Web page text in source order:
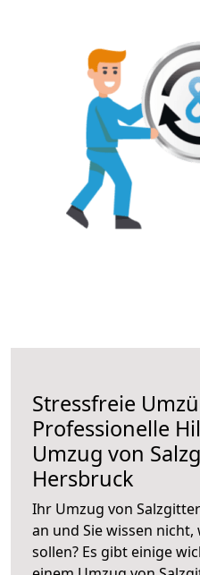
Stressfreie
Professionelle
Umzug von
Hersbruck
Ihr Umzug von
an und Sie wissen nicht,
sollen? Es gibt einige